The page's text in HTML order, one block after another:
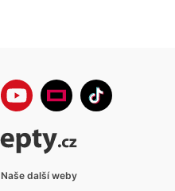
Naše další weby